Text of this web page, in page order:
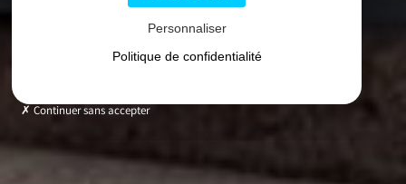
Personnaliser
Politique de confidentialité
Continuer sans accepter